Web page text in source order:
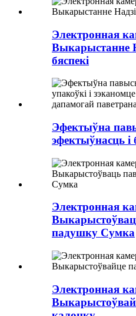
Электронная
Выкарыстанне
бяспекі
Эфектыўна
эфектыўнасць і
Электронная
падушку Сумка
Электронная